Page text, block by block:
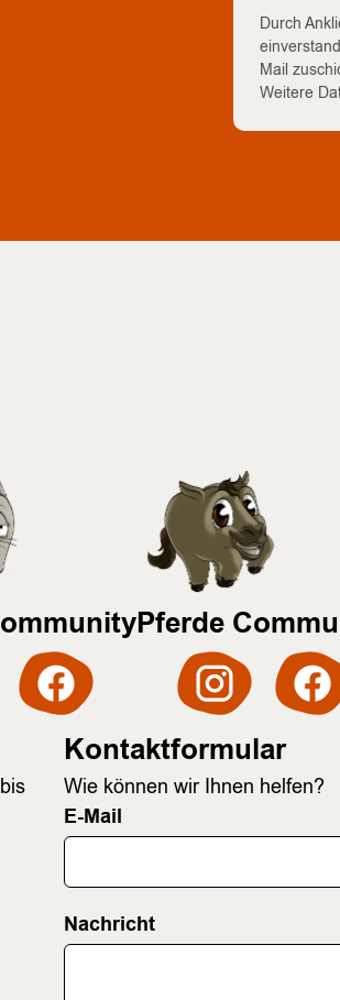
Durch
Mail
Weitere
Pferde
Kontaktformular
Wie können wir Ihnen helfen?
E-Mail
Nachricht